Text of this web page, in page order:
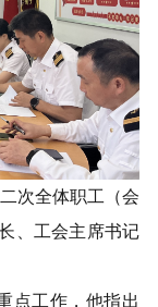
次全体职工（会
、工会主席书记
点工作 ，他指出